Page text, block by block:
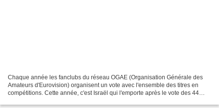
Chaque année les fanclubs du réseau OGAE (Organisation Générale des
Amateurs d'Eurovision) organisent un vote avec l'ensemble des titres en
compétitions. Cette année, c'est Israël qui l'emporte après le vote des 44